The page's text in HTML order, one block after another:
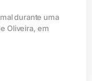
durante uma
Oliveira, em